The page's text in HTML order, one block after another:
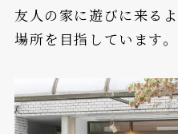
友人の家に遊びに来る
場所を目指しています。